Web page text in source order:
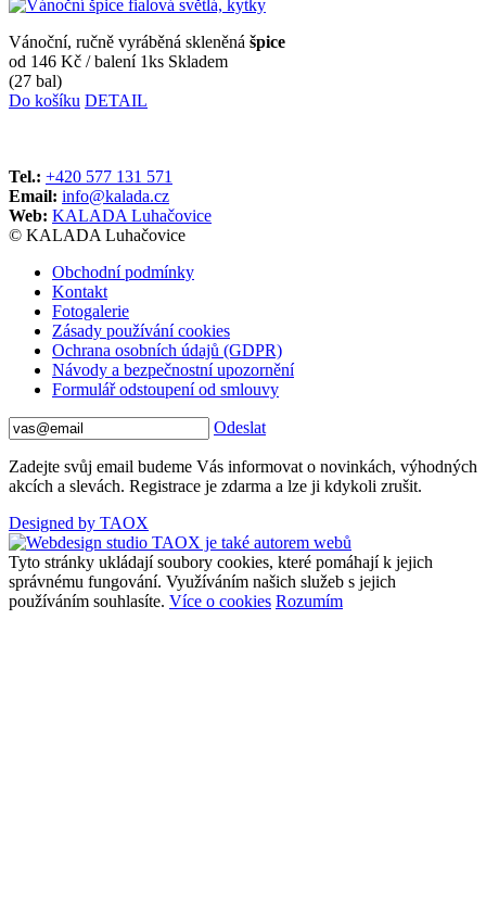
Vánoční, ručně vyráběná skleněná špice
od 146 Kč / balení 1ks Skladem
(27 bal)
Do košíku DETAIL
Tel.: +420 577 131 571
Email: info@kalada.cz
Web: KALADA Luhačovice
© KALADA Luhačovice
Obchodní podmínky
Kontakt
Fotogalerie
Zásady používání cookies
Ochrana osobních údajů (GDPR)
Návody a bezpečnostní upozornění
Formulář odstoupení od smlouvy
Odeslat
Zadejte svůj email budeme Vás informovat o novinkách, výhodných
akcích a slevách. Registrace je zdarma a lze ji kdykoli zrušit.
Designed by TAOX
Tyto stránky ukládají soubory cookies, které pomáhají k jejich
správnému fungování. Využíváním našich služeb s jejich
používáním souhlasíte. Více o cookies Rozumím